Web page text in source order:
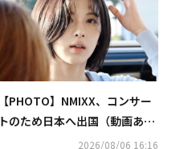
【PHOTO】NMIXX、コンサー
トのため日本へ出国（動画あ
2026/08/06 16:16